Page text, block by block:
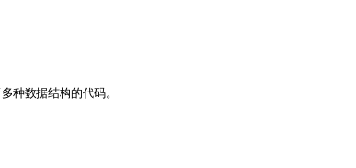
种数据结构的代码。